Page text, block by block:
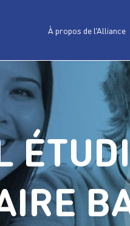
À propos de l’Alliance